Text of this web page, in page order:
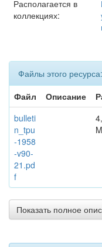
Располагается в
коллекциях:
Файлы этого ресурса:
Файл
Описание
bulleti
n_tpu
-1958
-v90-
21.pd
f
Показать полное